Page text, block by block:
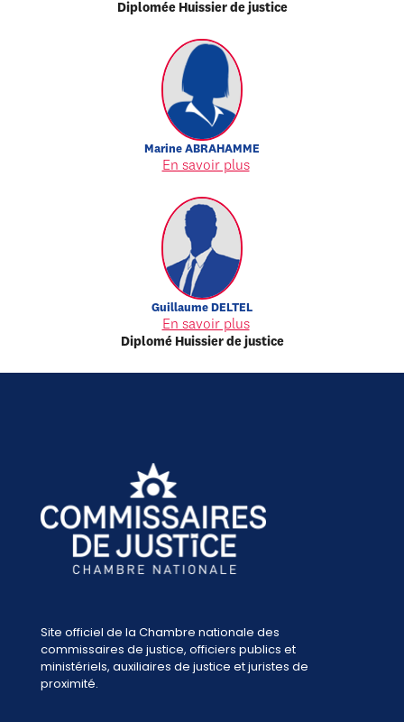
Diplomée Huissier de justice
Marine ABRAHAMME
En savoir plus
Guillaume DELTEL
En savoir plus
Diplomé Huissier de justice
Site officiel de la Chambre nationale des
commissaires de justice, officiers publics et
ministériels, auxiliaires de justice et juristes de
proximité.